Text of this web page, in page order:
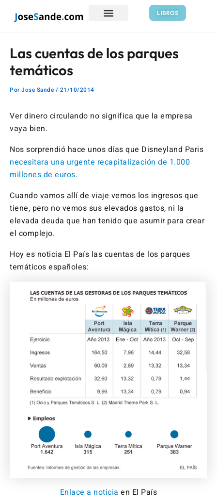
LIBROS
Las cuentas de los parques
temáticos
Por Jose Sande / 21/10/2014
Ver dinero circulando no significa que la empresa
vaya bien.
Nos sorprendió hace unos días que Disneyland Paris
necesitara una urgente recapitalización de 1.000
millones de euros.
Cuando vamos allí de viaje vemos los ingresos que
tiene, pero no vemos sus elevados gastos, ni la
elevada deuda que han tenido que asumir para crear
el complejo.
Hoy es noticia El País las cuentas de los parques
temáticos españoles:
Enlace a noticia en El País
de